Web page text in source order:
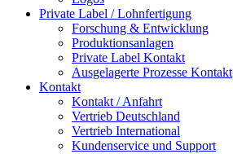
Private Label / Lohnfertigung
Forschung & Entwicklung
Produktionsanlagen
Private Label Kontakt
Ausgelagerte Prozesse Kontakt
Kontakt
Kontakt / Anfahrt
Vertrieb Deutschland
Vertrieb International
Kundenservice und Support